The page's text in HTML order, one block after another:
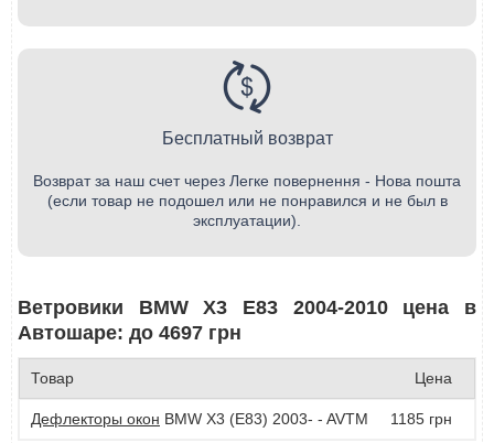
Бесплатный возврат
Возврат за наш счет через Легке повернення - Нова пошта
(если товар не подошел или не понравился и не был в
эксплуатации).
Ветровики BMW X3 E83 2004-2010 цена в
Автошаре: до 4697 грн
Товар Цена
Дефлекторы окон BMW X3 (E83) 2003- - AVTM 1185 грн